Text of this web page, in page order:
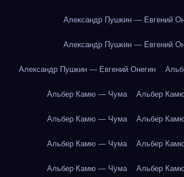
Александр Пушкин — Евгений
Александр Пушкин — Евгений
Александр Пушкин — Евгений Онегин
Альбер Камю — Чума Альбер
Альбер Камю — Чума Альбер
Альбер Камю — Чума Альбер
Альбер Камю — Чума Альбер